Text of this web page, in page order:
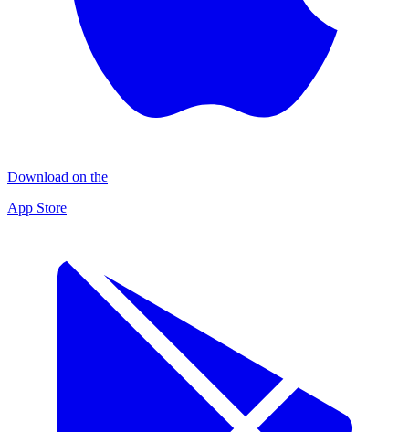
Download on the
App Store